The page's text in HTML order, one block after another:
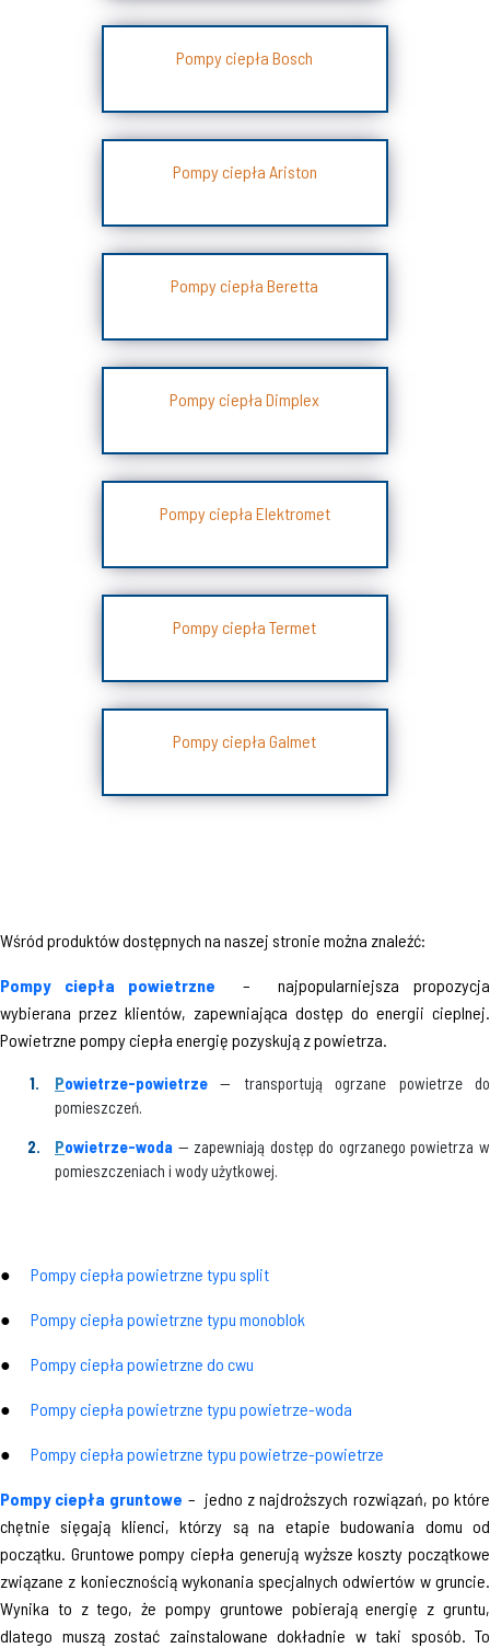
Pompy ciepła Bosch
Pompy ciepła Ariston
Pompy ciepła Beretta
Pompy ciepła Dimplex
Pompy ciepła Elektromet
Pompy ciepła Termet
Pompy ciepła Galmet
Wśród produktów dostępnych na naszej stronie można znaleźć:
Pompy ciepła powietrzne – najpopularniejsza propozycja
wybierana przez klientów, zapewniająca dostęp do energii cieplnej.
Powietrzne pompy ciepła energię pozyskują z powietrza.
Powietrze-powietrze — transportują ogrzane powietrze do
pomieszczeń.
Powietrze-woda — zapewniają dostęp do ogrzanego powietrza w
pomieszczeniach i wody użytkowej.
● Pompy ciepła powietrzne typu split
● Pompy ciepła powietrzne typu monoblok
● Pompy ciepła powietrzne do cwu
● Pompy ciepła powietrzne typu powietrze-woda
● Pompy ciepła powietrzne typu powietrze-powietrze
Pompy ciepła gruntowe – jedno z najdroższych rozwiązań, po które
chętnie sięgają klienci, którzy są na etapie budowania domu od
początku. Gruntowe pompy ciepła generują wyższe koszty początkowe
związane z koniecznością wykonania specjalnych odwiertów w gruncie.
Wynika to z tego, że pompy gruntowe pobierają energię z gruntu,
dlatego muszą zostać zainstalowane dokładnie w taki sposób. To